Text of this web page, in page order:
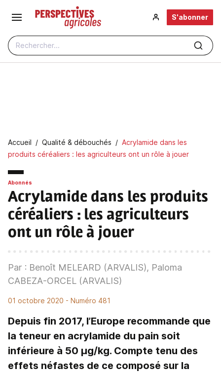
Aller au contenu principal
Rechercher...
S'abonner
Fil d'Ariane
Accueil Qualité & débouchés
Acrylamide dans les
produits céréaliers : les agriculteurs ont un rôle à jouer
Abonnés
Acrylamide dans les produits
céréaliers : les agriculteurs
ont un rôle à jouer
Par : Benoît MELEARD (ARVALIS), Paloma
CABEZA-ORCEL (ARVALIS)
01 octobre 2020 - Numéro 481
Depuis fin 2017, l’Europe recommande que
la teneur en acrylamide du pain soit
inférieure à 50 µg/kg. Compte tenu des
effets néfastes de ce composé sur la